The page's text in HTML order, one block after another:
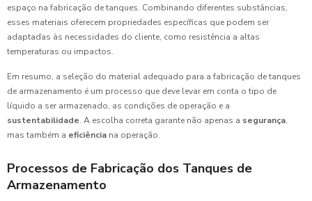
espaço na fabricação de tanques. Combinando diferentes substâncias,
esses materiais oferecem propriedades específicas que podem ser
adaptadas às necessidades do cliente, como resistência a altas
temperaturas ou impactos.
Em resumo, a seleção do material adequado para a fabricação de tanques
de armazenamento é um processo que deve levar em conta o tipo de
líquido a ser armazenado, as condições de operação e a
sustentabilidade. A escolha correta garante não apenas a segurança,
mas também a eficiência na operação.
Processos de Fabricação dos Tanques de
Armazenamento